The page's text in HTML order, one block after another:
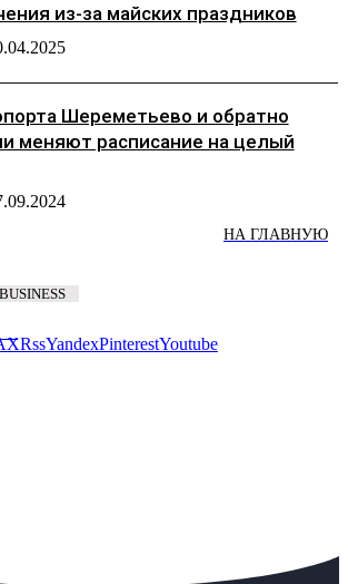
из-за майских праздников
Шереметьево и обратно
меняют расписание на целый
НА ГЛАВНУЮ
RssYandexPinterestYoutube